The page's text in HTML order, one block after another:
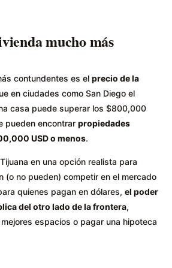
mucho más
contundentes es elprecio de la
en ciudades como San Diego el
casa puede superar los $800,000
pueden encontrarpropiedades
USD o menos.
en una opción realista para
(o no pueden) competir en el mercado
quienes pagan en dólares,el poder
del otro lado de la frontera,
espacios o pagar una hipoteca